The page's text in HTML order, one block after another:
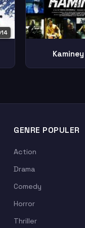
Kaminey
GENRE POPULER
Action
Drama
Comedy
Horror
Thriller